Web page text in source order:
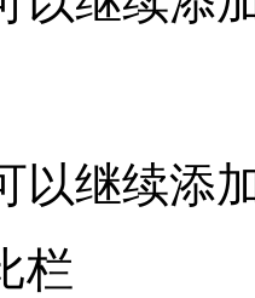
以继续添
栏